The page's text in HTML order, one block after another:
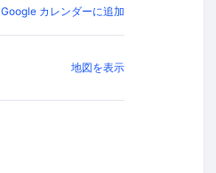
Google カレンダーに追加
地図を表示